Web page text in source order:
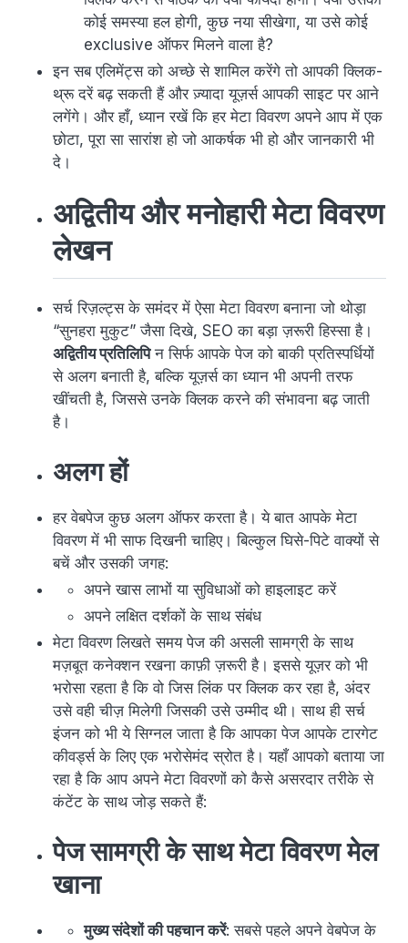
कोई समस्या हल होगी, कुछ नया सीखेगा, या उसे कोई
exclusive ऑफर मिलने वाला है?
इन सब एलिमेंट्स को अच्छे से शामिल करेंगे तो आपकी क्लिक-
थ्रू दरें बढ़ सकती हैं और ज़्यादा यूज़र्स आपकी साइट पर आने
लगेंगे। और हाँ, ध्यान रखें कि हर मेटा विवरण अपने आप में एक
छोटा, पूरा सा सारांश हो जो आकर्षक भी हो और जानकारी भी
दे।
अद्वितीय और मनोहारी मेटा विवरण
लेखन
सर्च रिज़ल्ट्स के समंदर में ऐसा मेटा विवरण बनाना जो थोड़ा
“सुनहरा मुकुट” जैसा दिखे, SEO का बड़ा ज़रूरी हिस्सा है।
अद्वितीय प्रतिलिपिन सिर्फ आपके पेज को बाकी प्रतिस्पर्धियों
से अलग बनाती है, बल्कि यूज़र्स का ध्यान भी अपनी तरफ
खींचती है, जिससे उनके क्लिक करने की संभावना बढ़ जाती
है।
अलग हों
हर वेबपेज कुछ अलग ऑफर करता है। ये बात आपके मेटा
विवरण में भी साफ दिखनी चाहिए। बिल्कुल घिसे-पिटे वाक्यों से
बचें और उसकी जगह:
अपने खास लाभों या सुविधाओं को हाइलाइट करें
अपने लक्षित दर्शकों के साथ संबंध
मेटा विवरण लिखते समय पेज की असली सामग्री के साथ
मज़बूत कनेक्शन रखना काफ़ी ज़रूरी है। इससे यूज़र को भी
भरोसा रहता है कि वो जिस लिंक पर क्लिक कर रहा है, अंदर
उसे वही चीज़ मिलेगी जिसकी उसे उम्मीद थी। साथ ही सर्च
इंजन को भी ये सिग्नल जाता है कि आपका पेज आपके टारगेट
कीवर्ड्स के लिए एक भरोसेमंद स्रोत है। यहाँ आपको बताया जा
रहा है कि आप अपने मेटा विवरणों को कैसे असरदार तरीके से
कंटेंट के साथ जोड़ सकते हैं:
पेज सामग्री के साथ मेटा विवरण मेल
खाना
मुख्य संदेशों की पहचान करें: सबसे पहले अपने वेबपेज के